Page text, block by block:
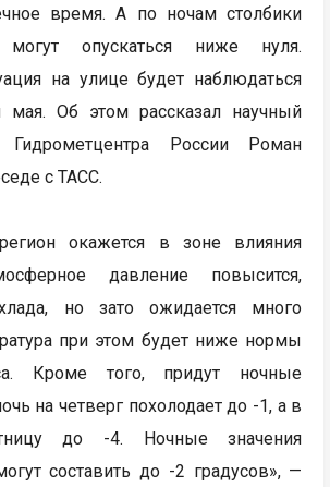
время. А по ночам столбики
могут опускаться ниже нуля.
на улице будет наблюдаться
Об этом рассказал научный
Гидрометцентра России Роман
с ТАСС.
окажется в зоне влияния
давление повысится,
но зато ожидается много
при этом будет ниже нормы
Кроме того, придут ночные
на четверг похолодает до -1, а в
до -4. Ночные значения
составить до -2 градусов», —